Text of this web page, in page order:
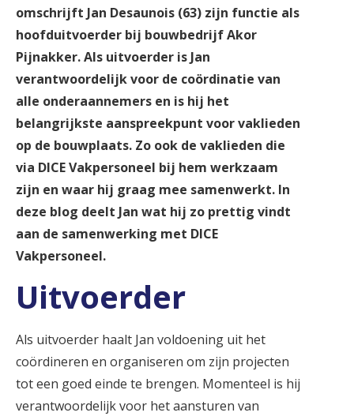
omschrijft Jan Desaunois (63) zijn functie als
hoofduitvoerder bij bouwbedrijf Akor
Pijnakker. Als uitvoerder is Jan
verantwoordelijk voor de coördinatie van
alle onderaannemers en is hij het
belangrijkste aanspreekpunt voor vaklieden
op de bouwplaats. Zo ook de vaklieden die
via DICE Vakpersoneel bij hem werkzaam
zijn en waar hij graag mee samenwerkt. In
deze blog deelt Jan wat hij zo prettig vindt
aan de samenwerking met DICE
Vakpersoneel.
Uitvoerder
Als uitvoerder haalt Jan voldoening uit het
coördineren en organiseren om zijn projecten
tot een goed einde te brengen. Momenteel is hij
verantwoordelijk voor het aansturen van